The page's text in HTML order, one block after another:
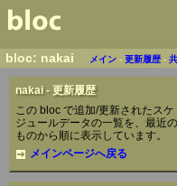
bloc: nakai メイン -更新履歴 -
nakai - 更新履歴
この bloc で追加/更新されたスケ
ジュールデータの一覧を、最近の
ものから順に表示しています。
メインページへ戻る